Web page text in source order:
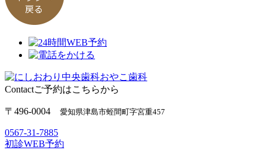
Contactご予約はこちらから
〒496-0004 愛知県津島市蛭間町字宮重457
0567-31-7885
初診WEB予約